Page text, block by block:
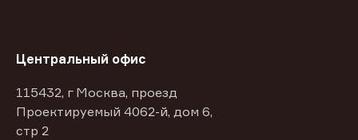
Центральный офис
115432, г Москва, проезд
Проектируемый 4062-й, дом 6,
стр 2